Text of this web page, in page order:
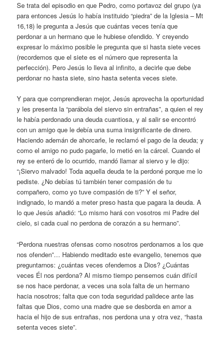
Se trata del episodio en que Pedro, como portavoz del grupo (ya
para entonces Jesús lo había instituido “piedra” de la Iglesia – Mt
16,18) le pregunta a Jesús que cuántas veces tenía que
perdonar a un hermano que le hubiese ofendido. Y creyendo
expresar lo máximo posible le pregunta que si hasta siete veces
(recordemos que el siete es el número que representa la
perfección). Pero Jesús lo lleva al infinito, a decirle que debe
perdonar no hasta siete, sino hasta setenta veces siete.
Y para que comprendieran mejor, Jesús aprovecha la oportunidad
y les presenta la “parábola del siervo sin entrañas”, a quien el rey
le había perdonado una deuda cuantiosa, y al salir se encontró
con un amigo que le debía una suma insignificante de dinero.
Haciendo ademán de ahorcarle, le reclamó el pago de la deuda; y
como el amigo no pudo pagarle, lo metió en la cárcel. Cuando el
rey se enteró de lo ocurrido, mandó llamar al siervo y le dijo:
“¡Siervo malvado! Toda aquella deuda te la perdoné porque me lo
pediste. ¿No debías tú también tener compasión de tu
compañero, como yo tuve compasión de ti?” Y el señor,
indignado, lo mandó a meter preso hasta que pagara la deuda. A
lo que Jesús añadió: “Lo mismo hará con vosotros mi Padre del
cielo, si cada cual no perdona de corazón a su hermano”.
“Perdona nuestras ofensas como nosotros perdonamos a los que
nos ofenden”… Habiendo meditado este evangelio, tenemos que
preguntarnos: ¿cuántas veces ofendemos a Dios? ¿Cuántas
veces Él nos perdona? Al mismo tiempo pensemos cuán difícil
se nos hace perdonar, a veces una sola falta de un hermano
hacia nosotros; falta que con toda seguridad palidece ante las
faltas que Dios, como una madre que se desborda en amor a
hacia el hijo de sus entrañas, nos perdona una y otra vez, “hasta
setenta veces siete”.